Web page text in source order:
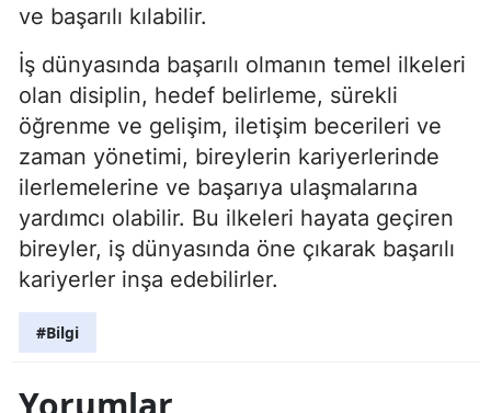
ve başarılı kılabilir.
İş dünyasında başarılı olmanın temel ilkeleri
olan disiplin, hedef belirleme, sürekli
öğrenme ve gelişim, iletişim becerileri ve
zaman yönetimi, bireylerin kariyerlerinde
ilerlemelerine ve başarıya ulaşmalarına
yardımcı olabilir. Bu ilkeleri hayata geçiren
bireyler, iş dünyasında öne çıkarak başarılı
kariyerler inşa edebilirler.
#Bilgi